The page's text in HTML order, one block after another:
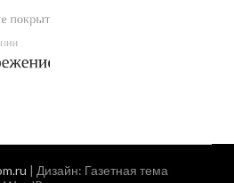
| Дизайн: Газетная тема